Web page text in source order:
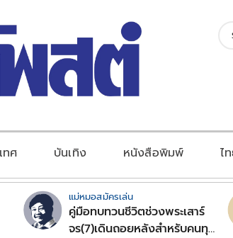
ทศ บันเทิง หนังสือพิมพ์ ไ
แม่หมอสมัครเล่น
คู่มือทบทวนชีวิตช่วงพระเสาร์
จร(7)เดินถอยหลังสำหรับคนทุก